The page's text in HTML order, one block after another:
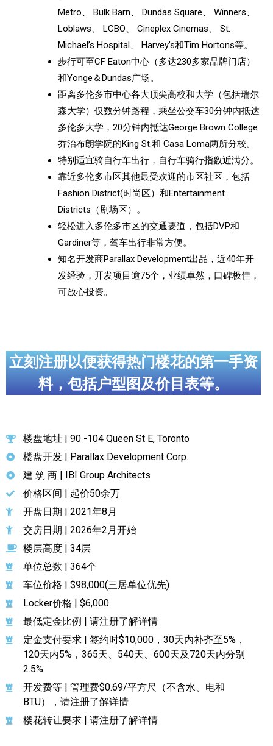
Metro、 Bulk Barn、 Dundas Square、 Winners、
Loblaws、 LCBO、 Cineplex Cinemas、 St.
Michael’s Hospital、 Harvey’s和Tim Hortons等。
步行可至CF Eaton中心（多达230多家品牌门店）
和Yonge＆Dundas广场。
距离多伦多市中心各大顶尖高校和大学（包括瑞尔
森大学）仅数分钟路程，乘坐公交车30分钟内抵达
多伦多大学，20分钟内抵达George Brown College
乔治布朗学院的King St.和 Casa Loma两所分校。
特别适宜骑自行车出行，自行车骑行指数近满分。
靠近多伦多市区其他最受欢迎的市区社区，包括
Fashion District(时尚区）和Entertainment
Districts（剧场区）。
轻松进入多伦多市区的交通要道，包括DVP和
Gardiner等，驾车出行非常方便。
知名开发商Parallax Development出品，近40年开
发经验，开发项目逾75个，业绩卓然，口碑极佳，
可放心投资。
立刻注册以便获得热门楼花的第一手资
料，包括户型图及价目表等。
楼盘地址 | 90 -104 Queen St E, Toronto
楼盘开发 | Parallax Development Corp.
建 筑 商 | IBI Group Architects
价格区间 | 起价50余万
开盘日期 | 2021年8月
交房日期 | 2026年2月开始
楼层高度 | 34层
单位总数 | 364个
车位价格 | $98,000(三居单位优先)
Locker价格 | $6,000
最低定金比例 | 请注册了解详情
定金支付要求 | 签约时$10,000，30天内补齐至5%，
120天内5%，365天、540天、600天及720天内分别
2.5%
开发费等 | 管理费$0.69/平方尺（不含水、电和
BTU），请注册了解详情
楼花转让要求 | 请注册了解详情